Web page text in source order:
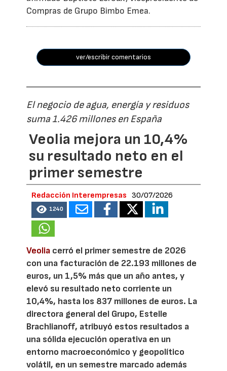
Compras de Grupo Bimbo Emea.
ver/escribir comentarios
El negocio de agua, energía y residuos
suma 1.426 millones en España
Veolia mejora un 10,4%
su resultado neto en el
primer semestre
Redacción Interempresas 30/07/2026
1240
Veolia cerró el primer semestre de 2026
con una facturación de 22.193 millones de
euros, un 1,5% más que un año antes, y
elevó su resultado neto corriente un
10,4%, hasta los 837 millones de euros. La
directora general del Grupo, Estelle
Brachlianoff, atribuyó estos resultados a
una sólida ejecución operativa en un
entorno macroeconómico y geopolítico
volátil, en un semestre marcado además